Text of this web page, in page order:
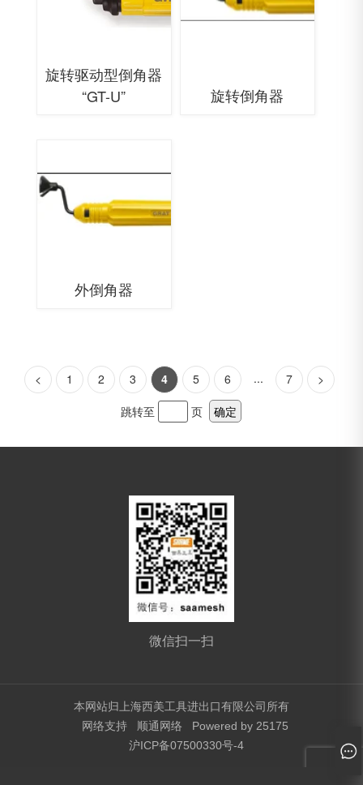
旋转驱动型倒角器
“GT-U”
旋转倒角器
外倒角器
< 1 2 3 4 5 6 ... 7
>
跳转至
页 确定
微信扫一扫
本网站归上海西美工具进出口有限公司所有
网络支持
顺通网络
Powered by 25175
沪ICP备07500330号-4